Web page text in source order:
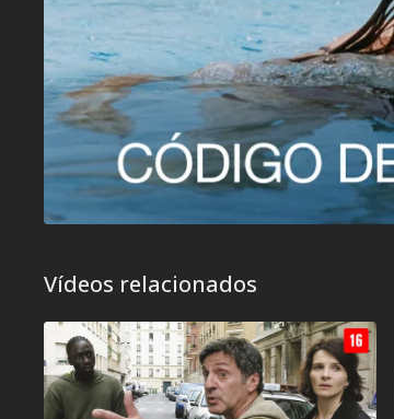
Vídeos relacionados